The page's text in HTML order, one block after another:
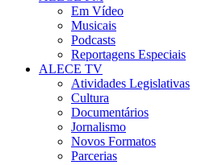
Em Vídeo
Musicais
Podcasts
Reportagens Especiais
ALECE TV
Atividades Legislativas
Cultura
Documentários
Jornalismo
Novos Formatos
Parcerias